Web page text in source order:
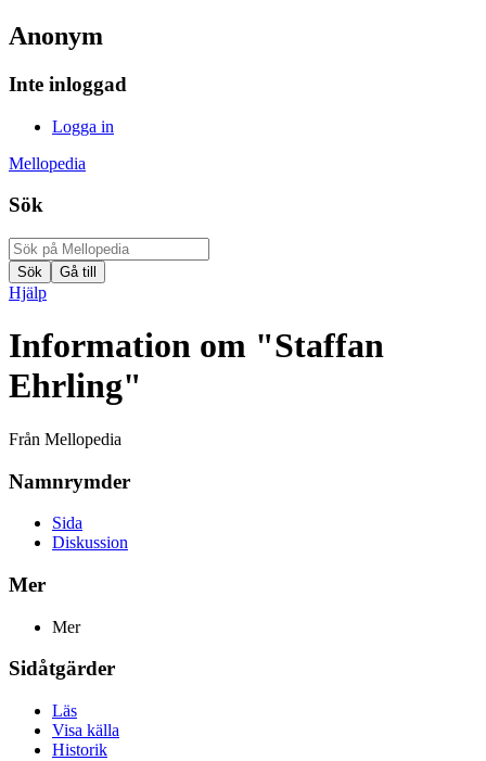
Anonym
Inte inloggad
Logga in
Mellopedia
Sök
Hjälp
Information om "Staffan
Ehrling"
Från Mellopedia
Namnrymder
Sida
Diskussion
Mer
Mer
Sidåtgärder
Läs
Visa källa
Historik